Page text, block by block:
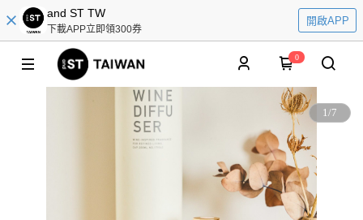
and ST TW
下載APP立即領300券
開啟APP
0
1/7